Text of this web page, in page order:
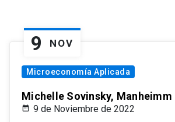
9 NOV
Microeconomía Aplicada
Michelle Sovinsky,
9 de Noviembre de 2022